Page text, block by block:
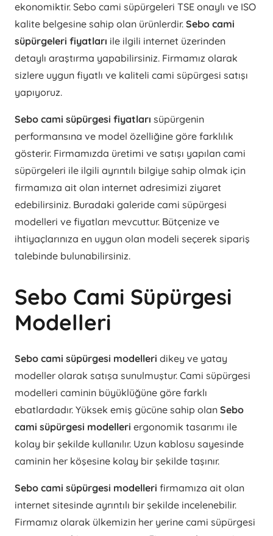
ekonomiktir. Sebo cami süpürgeleri TSE onaylı ve ISO
kalite belgesine sahip olan ürünlerdir. Sebo cami
süpürgeleri fiyatları ile ilgili internet üzerinden
detaylı araştırma yapabilirsiniz. Firmamız olarak
sizlere uygun fiyatlı ve kaliteli cami süpürgesi satışı
yapıyoruz.
Sebo cami süpürgesi fiyatları süpürgenin
performansına ve model özelliğine göre farklılık
gösterir. Firmamızda üretimi ve satışı yapılan cami
süpürgeleri ile ilgili ayrıntılı bilgiye sahip olmak için
firmamıza ait olan internet adresimizi ziyaret
edebilirsiniz. Buradaki galeride cami süpürgesi
modelleri ve fiyatları mevcuttur. Bütçenize ve
ihtiyaçlarınıza en uygun olan modeli seçerek sipariş
talebinde bulunabilirsiniz.
Sebo Cami Süpürgesi
Modelleri
Sebo cami süpürgesi modelleri dikey ve yatay
modeller olarak satışa sunulmuştur. Cami süpürgesi
modelleri caminin büyüklüğüne göre farklı
ebatlardadır. Yüksek emiş gücüne sahip olan Sebo
cami süpürgesi modelleri ergonomik tasarımı ile
kolay bir şekilde kullanılır. Uzun kablosu sayesinde
caminin her köşesine kolay bir şekilde taşınır.
Sebo cami süpürgesi modelleri firmamıza ait olan
internet sitesinde ayrıntılı bir şekilde incelenebilir.
Firmamız olarak ülkemizin her yerine cami süpürgesi